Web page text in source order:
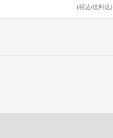
(税込/送料込)